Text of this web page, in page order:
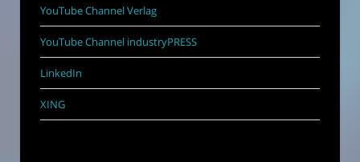
YouTube Channel Verlag
YouTube Channel industryPRESS
LinkedIn
XING